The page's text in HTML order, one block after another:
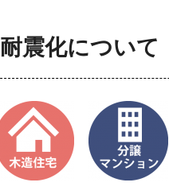
耐震化について